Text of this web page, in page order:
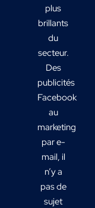
plus
brillants
du
secteur.
Des
publicités
Facebook
au
marketing
par e-
mail, il
n’y a
pas de
sujet